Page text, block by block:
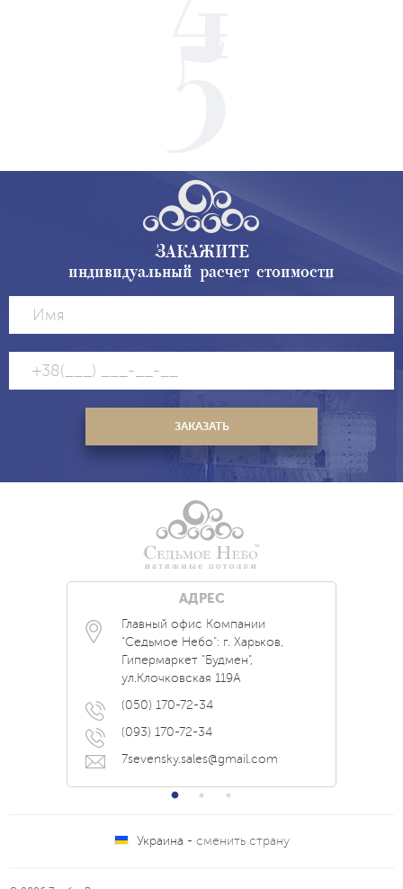
ЗАКАЖИТЕ
индивидуальный расчет стоимости
АДРЕС
Главный офис Компании
"Седьмое Небо": г. Харьков,
Гипермаркет "Будмен",
ул.Клочковская 119А
(050) 170-72-34
(093) 170-72-34
7sevensky.sales@gmail.com
Каталог
Услуги
Блог
Новости
Акции
Контакты
Украина - сменить страну